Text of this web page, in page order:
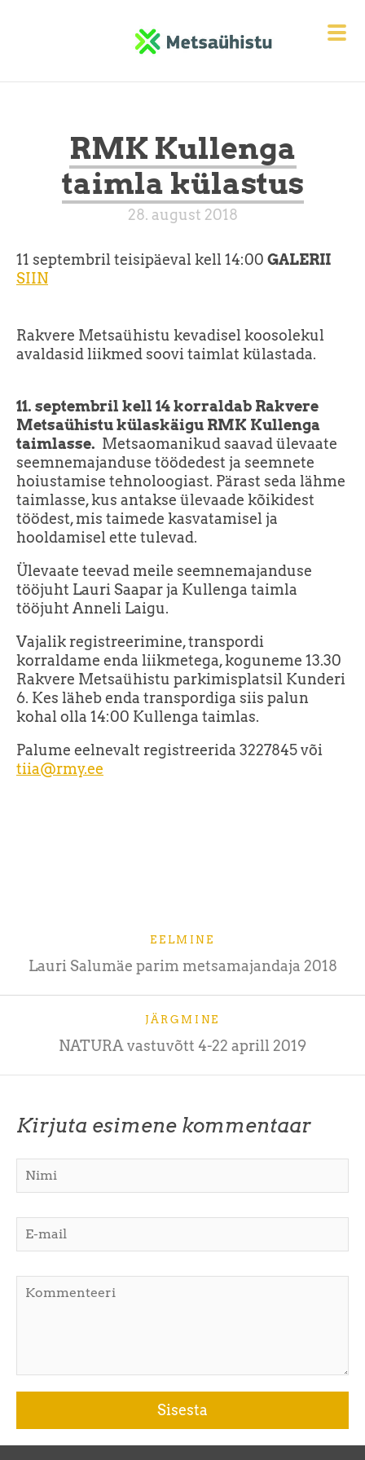
RMK Kullenga
taimla külastus
28. august 2018
11 septembril teisipäeval kell 14:00 GALERII
SIIN
Rakvere Metsaühistu kevadisel koosolekul
avaldasid liikmed soovi taimlat külastada.
11. septembril kell 14 korraldab Rakvere
Metsaühistu külaskäigu RMK Kullenga
taimlasse. Metsaomanikud saavad ülevaate
seemnemajanduse töödedest ja seemnete
hoiustamise tehnoloogiast. Pärast seda lähme
taimlasse, kus antakse ülevaade kõikidest
töödest, mis taimede kasvatamisel ja
hooldamisel ette tulevad.
Ülevaate teevad meile seemnemajanduse
tööjuht Lauri Saapar ja Kullenga taimla
tööjuht Anneli Laigu.
Vajalik registreerimine, transpordi
korraldame enda liikmetega, koguneme 13.30
Rakvere Metsaühistu parkimisplatsil Kunderi
6. Kes läheb enda transpordiga siis palun
kohal olla 14:00 Kullenga taimlas.
Palume eelnevalt registreerida 3227845 või
tiia@rmy.ee
EELMINE
Lauri Salumäe parim metsamajandaja 2018
JÄRGMINE
NATURA vastuvõtt 4-22 aprill 2019
Kirjuta esimene kommentaar